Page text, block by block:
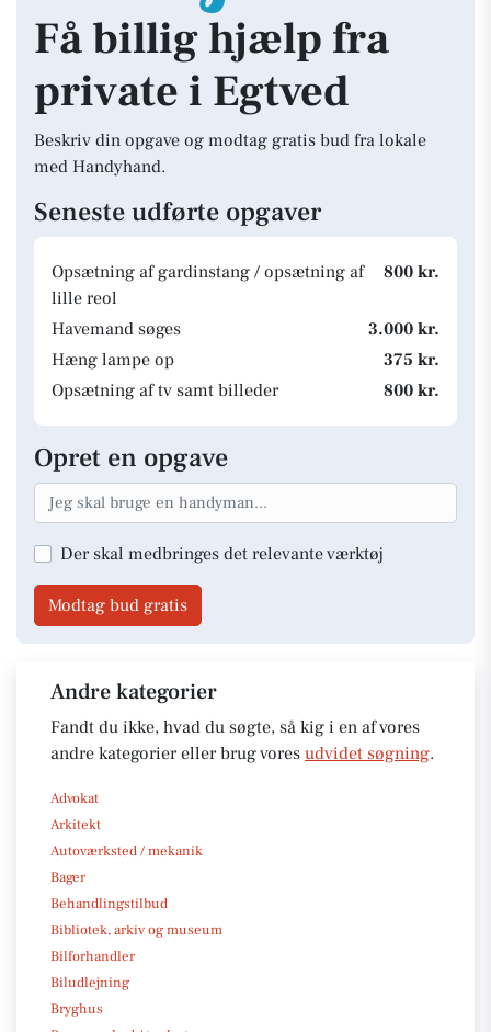
Få billig hjælp fra
private i Egtved
Beskriv din opgave og modtag gratis bud fra lokale
med Handyhand.
Seneste udførte opgaver
Opsætning af gardinstang / opsætning af
lille reol
800 kr.
Havemand søges
3.000 kr.
Hæng lampe op
375 kr.
Opsætning af tv samt billeder
800 kr.
Opret en opgave
Der skal medbringes det relevante værktøj
Modtag bud gratis
Andre kategorier
Fandt du ikke, hvad du søgte, så kig i en af vores
andre kategorier eller brug vores udvidet søgning.
Advokat
Arkitekt
Autoværksted / mekanik
Bager
Behandlingstilbud
Bibliotek, arkiv og museum
Bilforhandler
Biludlejning
Bryghus